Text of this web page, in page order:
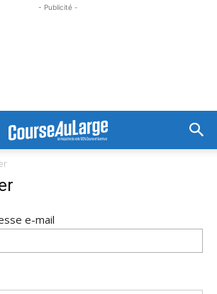
- Publicité -
e-mail